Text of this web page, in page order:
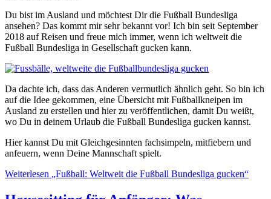
Du bist im Ausland und möchtest Dir die Fußball Bundesliga
ansehen? Das kommt mir sehr bekannt vor! Ich bin seit September
2018 auf Reisen und freue mich immer, wenn ich weltweit die
Fußball Bundesliga in Gesellschaft gucken kann.
Da dachte ich, dass das Anderen vermutlich ähnlich geht. So bin ich
auf die Idee gekommen, eine Übersicht mit Fußballkneipen im
Ausland zu erstellen und hier zu veröffentlichen, damit Du weißt,
wo Du in deinem Urlaub die Fußball Bundesliga gucken kannst.
Hier kannst Du mit Gleichgesinnten fachsimpeln, mitfiebern und
anfeuern, wenn Deine Mannschaft spielt.
Weiterlesen „Fußball: Weltweit die Fußball Bundesliga gucken“